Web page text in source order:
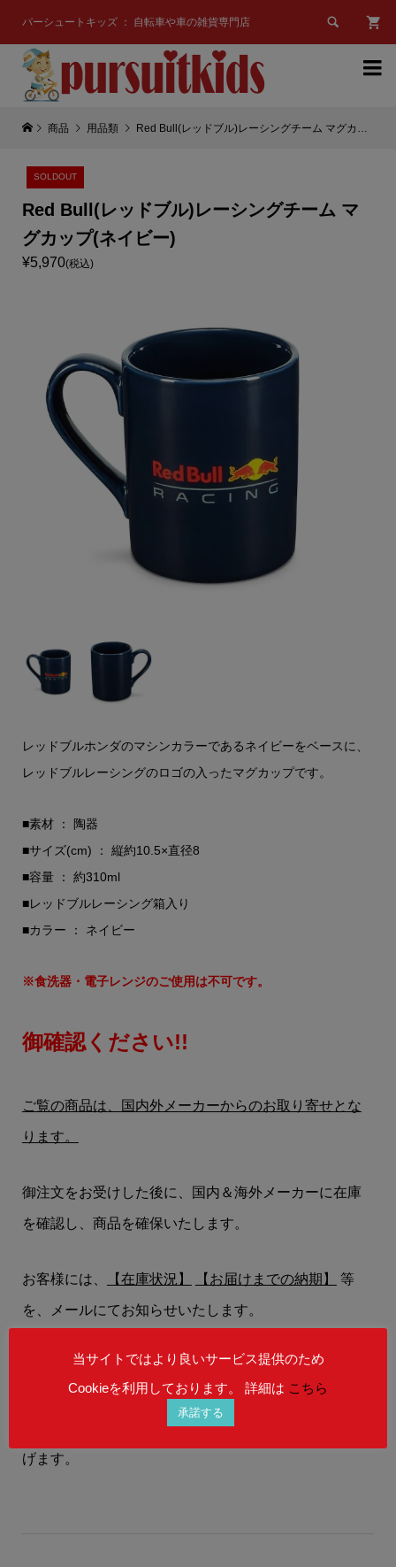
パーシュートキッズ ： 自転車や車の雑貨専門店 

商品 用品類 Red Bull(レッドブル)レーシングチーム マグカップ(ネイビー)
SOLDOUT
Red Bull(レッドブル)レーシングチーム マ
グカップ(ネイビー)
¥5,970(税込)
レッドブルホンダのマシンカラーであるネイビーをベースに、
レッドブルレーシングのロゴの入ったマグカップです。
■素材 ： 陶器
■サイズ(cm) ： 縦約10.5×直径8
■容量 ： 約310ml
■レッドブルレーシング箱入り
■カラー ： ネイビー
※食洗器・電子レンジのご使用は不可です。
御確認ください!!
ご覧の商品は、国内外メーカーからのお取り寄せとな
ります。
御注文をお受けした後に、国内＆海外メーカーに在庫
を確認し、商品を確保いたします。
お客様には、 【在庫状況】 【お届けまでの納期】 等
を、メールにてお知らせいたします。
在庫状況によりましては、御注文後にご希望の商品を
ご用意することができない場合もございます。
予めご理解を賜りますよう、何卒宜しくお願い申し上
げます。
当サイトではより良いサービス提供のため
Cookieを利用しております。 詳細は こちら
承諾する